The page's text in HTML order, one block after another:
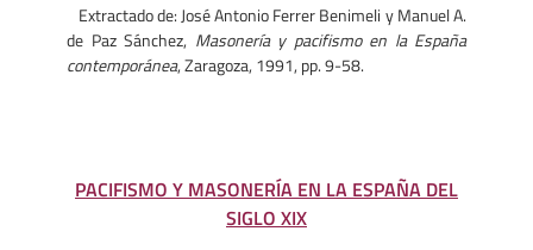
Extractado de: José Antonio Ferrer Benimeli y Manuel A.
de Paz Sánchez, Masonería y pacifismo en la España
contemporánea, Zaragoza, 1991, pp. 9-58.
PACIFISMO Y MASONERÍA EN LA ESPAÑA DEL
SIGLO XIX